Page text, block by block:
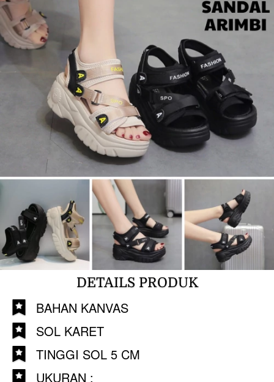
DETAILS PRODUK
BAHAN KANVAS
SOL KARET
TINGGI SOL 5 CM
UKURAN :